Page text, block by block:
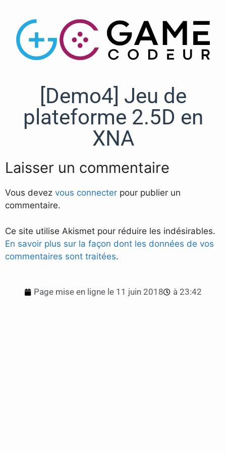
[Demo4] Jeu de
plateforme 2.5D en
XNA
Laisser un commentaire
Vous devez vous connecter pour publier un
commentaire.
Ce site utilise Akismet pour réduire les indésirables.
En savoir plus sur la façon dont les données de vos
commentaires sont traitées.
Page mise en ligne le 11 juin 2018 à 23:42